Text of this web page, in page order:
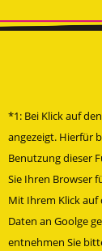
*1: Bei Klick auf
angezeigt. Hierfür
Benutzung dieser
Sie Ihren Browser
Mit Ihrem Klick auf
Daten an Goolge
entnehmen Sie